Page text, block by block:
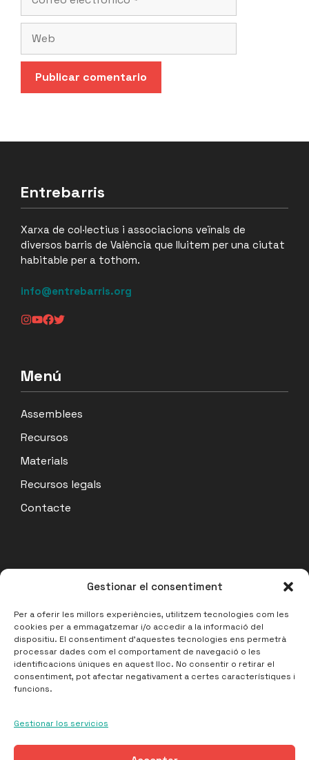
Gestionar el consentiment
Per a oferir les millors experiències, utilitzem tecnologies com les
cookies per a emmagatzemar i/o accedir a la informació del
dispositiu. El consentiment d'aquestes tecnologies ens permetrà
processar dades com el comportament de navegació o les
identificacions úniques en aquest lloc. No consentir o retirar el
consentiment, pot afectar negativament a certes característiques i
funcions.
Gestionar los servicios
electrónico
Entrebarris
Xarxa de col·lectius i associacions veïnals de
diversos barris de València que lluitem per una ciutat
habitable per a tothom.
info@entrebarris.org
Menú
Assemblees
Recursos
Materials
Recursos legals
Contacte
Actualitat
Acta Assemblea Coordinadora 07/07/26
14 julio, 2026
Acta Assemblea de Barris 17/06/2026
27 junio, 2026